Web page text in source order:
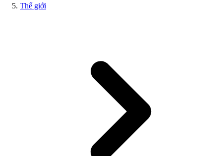
Thế giới